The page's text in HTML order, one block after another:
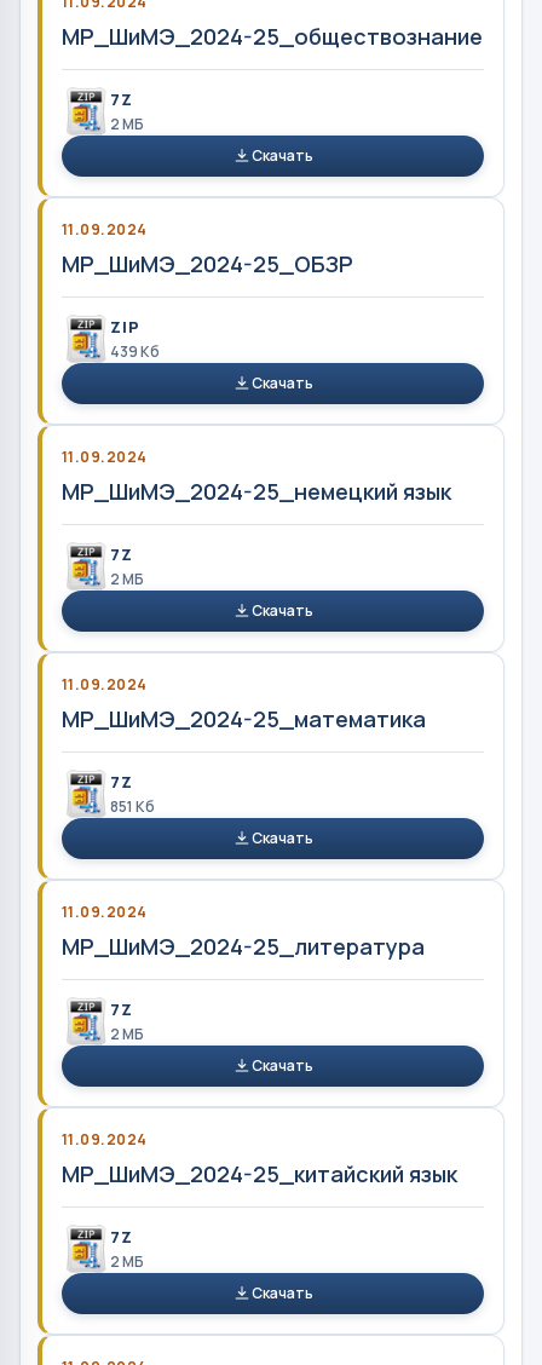
МР_ШиМЭ_2024-25_обществознание
7Z
2 MБ
Скачать
11.09.2024
МР_ШиМЭ_2024-25_ОБЗР
ZIP
439 Кб
Скачать
11.09.2024
МР_ШиМЭ_2024-25_немецкий язык
7Z
2 MБ
Скачать
11.09.2024
МР_ШиМЭ_2024-25_математика
7Z
851 Кб
Скачать
11.09.2024
МР_ШиМЭ_2024-25_литература
7Z
2 MБ
Скачать
11.09.2024
МР_ШиМЭ_2024-25_китайский язык
7Z
2 MБ
Скачать